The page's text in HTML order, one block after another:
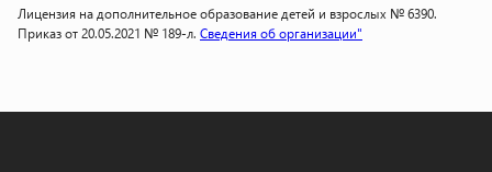
Лицензия на дополнительное образование детей и взрослых № 6390.
Приказ от 20.05.2021 № 189-л. Сведения об организации"